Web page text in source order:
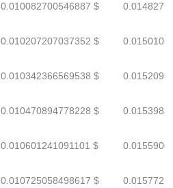
0.010082700546887 $
0.010207207037352 $
0.010342366569538 $
0.010470894778228 $
0.010601241091101 $
0.010725058498617 $